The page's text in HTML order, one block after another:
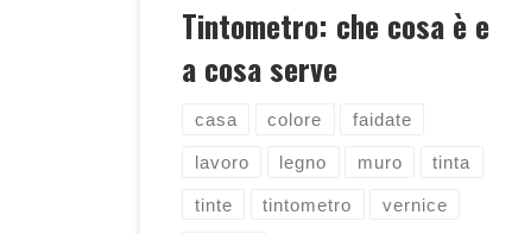
Tintometro: che cosa è e
a cosa serve
casa colore faidate
lavoro legno muro tinta
tinte tintometro vernice